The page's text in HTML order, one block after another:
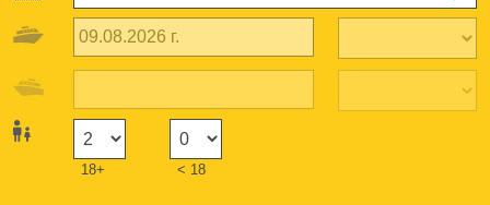
18+ < 18